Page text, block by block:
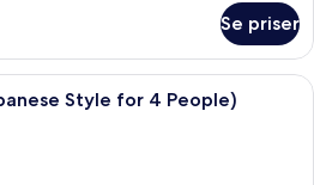
Se priser
Et traditionelt japansk værelse med
Style for 4 People)